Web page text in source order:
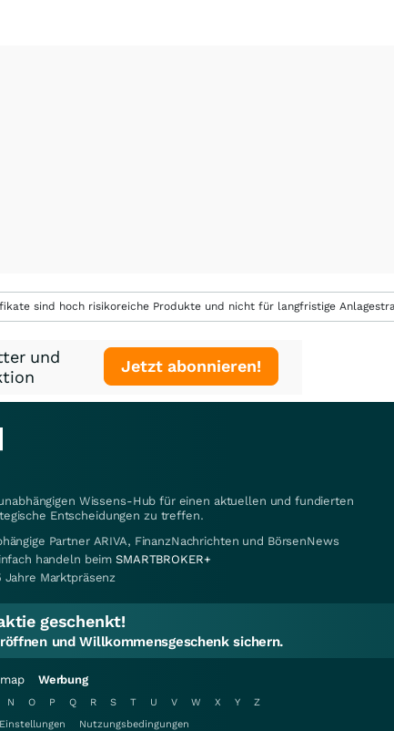
sind hoch risikoreiche Produkte und nicht für langfristige
und
Jetzt abonnieren!
Wissens-Hub für einen aktuellen und fundierten
Entscheidungen zu treffen.
Partner ARIVA, FinanzNachrichten und BörsenNews
handeln beimSMARTBROKER+
Jahre Marktpräsenz
geschenkt!
und Willkommensgeschenk sichern.
Werbung
N O P Q R S T U V W X Y
Z
Nutzungsbedingungen